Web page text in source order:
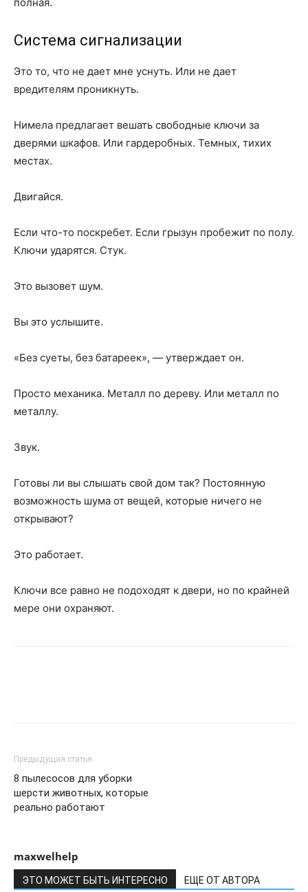
Система сигнализации
Это то, что не дает мне уснуть. Или не дает
вредителям проникнуть.
Нимела предлагает вешать свободные ключи за
дверями шкафов. Или гардеробных. Темных, тихих
местах.
Двигайся.
Если что-то поскребет. Если грызун пробежит по полу.
Ключи ударятся. Стук.
Это вызовет шум.
Вы это услышите.
«Без суеты, без батареек», — утверждает он.
Просто механика. Металл по дереву. Или металл по
металлу.
Звук.
Готовы ли вы слышать свой дом так? Постоянную
возможность шума от вещей, которые ничего не
открывают?
Это работает.
Ключи все равно не подоходят к двери, но по крайней
мере они охраняют.
Предыдущая статья
8 пылесосов для уборки
шерсти животных, которые
реально работают
maxwelhelp
ЭТО МОЖЕТ БЫТЬ ИНТЕРЕСНО ЕЩЕ ОТ АВТОРА